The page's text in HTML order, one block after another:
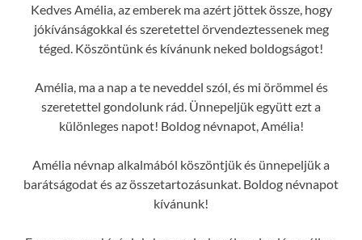
Kedves Amélia, az emberek ma azért jöttek össze, hogy
jókívánságokkal és szeretettel örvendeztessenek meg
téged. Köszöntünk és kívánunk neked boldogságot!
Amélia, ma a nap a te neveddel szól, és mi örömmel és
szeretettel gondolunk rád. Ünnepeljük együtt ezt a
különleges napot! Boldog névnapot, Amélia!
Amélia névnap alkalmából köszöntjük és ünnepeljük a
barátságodat és az összetartozásunkat. Boldog névnapot
kívánunk!